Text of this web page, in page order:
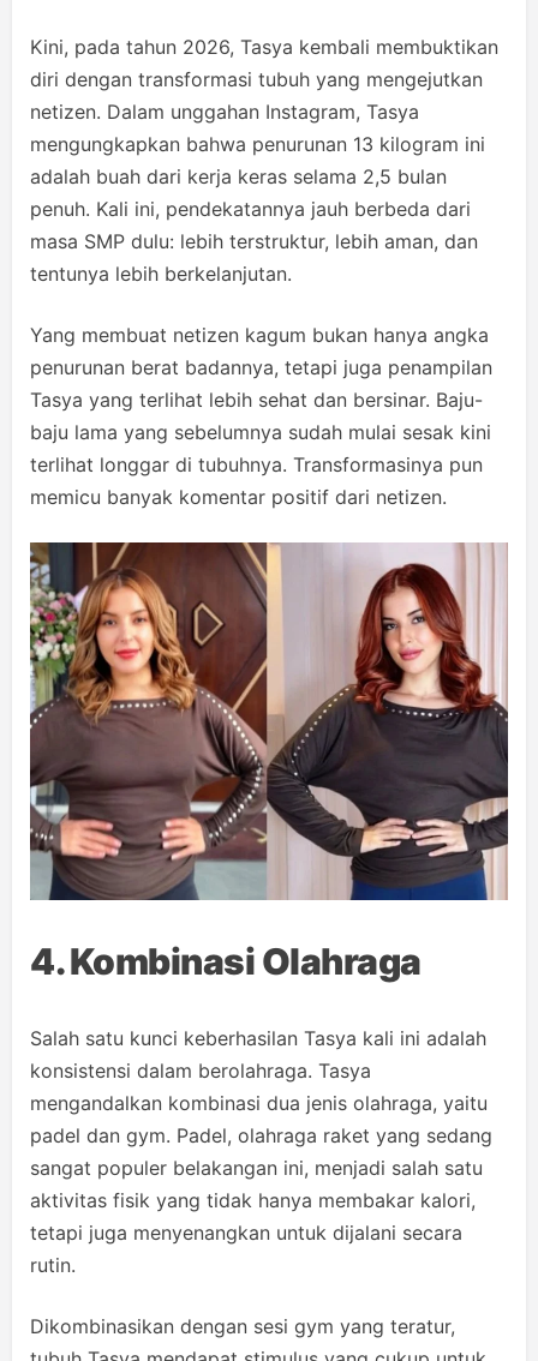
Kini, pada tahun 2026, Tasya kembali membuktikan
diri dengan transformasi tubuh yang mengejutkan
netizen. Dalam unggahan Instagram, Tasya
mengungkapkan bahwa penurunan 13 kilogram ini
adalah buah dari kerja keras selama 2,5 bulan
penuh. Kali ini, pendekatannya jauh berbeda dari
masa SMP dulu: lebih terstruktur, lebih aman, dan
tentunya lebih berkelanjutan.
Yang membuat netizen kagum bukan hanya angka
penurunan berat badannya, tetapi juga penampilan
Tasya yang terlihat lebih sehat dan bersinar. Baju-
baju lama yang sebelumnya sudah mulai sesak kini
terlihat longgar di tubuhnya. Transformasinya pun
memicu banyak komentar positif dari netizen.
4. Kombinasi Olahraga
Salah satu kunci keberhasilan Tasya kali ini adalah
konsistensi dalam berolahraga. Tasya
mengandalkan kombinasi dua jenis olahraga, yaitu
padel dan gym. Padel, olahraga raket yang sedang
sangat populer belakangan ini, menjadi salah satu
aktivitas fisik yang tidak hanya membakar kalori,
tetapi juga menyenangkan untuk dijalani secara
rutin.
Dikombinasikan dengan sesi gym yang teratur,